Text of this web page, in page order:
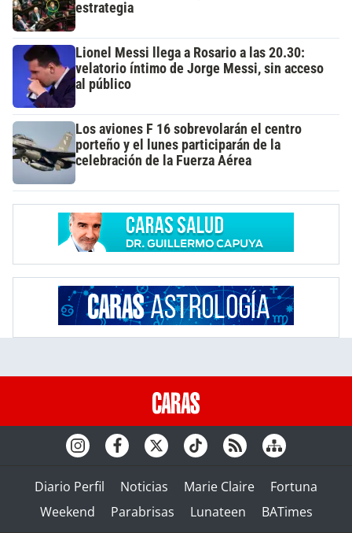
estrategia
Lionel Messi llega a Rosario a las 20.30:
velatorio íntimo de Jorge Messi, sin acceso
al público
Los aviones F 16 sobrevolarán el centro
porteño y el lunes participarán de la
celebración de la Fuerza Aérea
Diario Perfil Noticias Marie Claire
Fortuna
Weekend
Parabrisas Lunateen BATimes